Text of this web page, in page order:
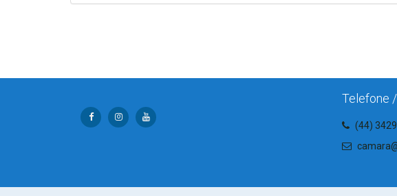
Telefone
(44)